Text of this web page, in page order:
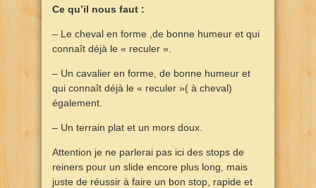
Ce qu’il nous faut :
– Le cheval en forme ,de bonne humeur et qui
connaît déjà le « reculer ».
– Un cavalier en forme, de bonne humeur et
qui connaît déjà le « reculer »( à cheval)
également.
– Un terrain plat et un mors doux.
Attention je ne parlerai pas ici des stops de
reiners pour un slide encore plus long, mais
juste de réussir à faire un bon stop, rapide et